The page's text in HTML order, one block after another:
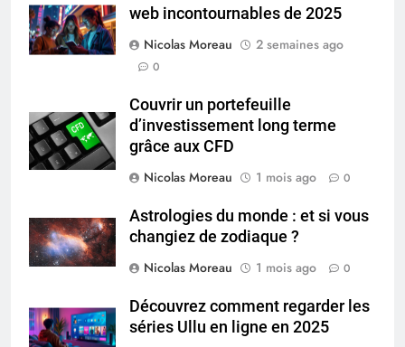
web incontournables de 2025
Nicolas Moreau
2 semaines ago
0
Couvrir un portefeuille
d’investissement long terme
grâce aux CFD
Nicolas Moreau
1 mois ago 0
Astrologies du monde : et si vous
changiez de zodiaque ?
Nicolas Moreau
1 mois ago 0
Découvrez comment regarder les
séries Ullu en ligne en 2025